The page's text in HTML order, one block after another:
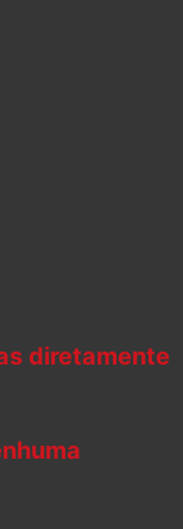
diretamente